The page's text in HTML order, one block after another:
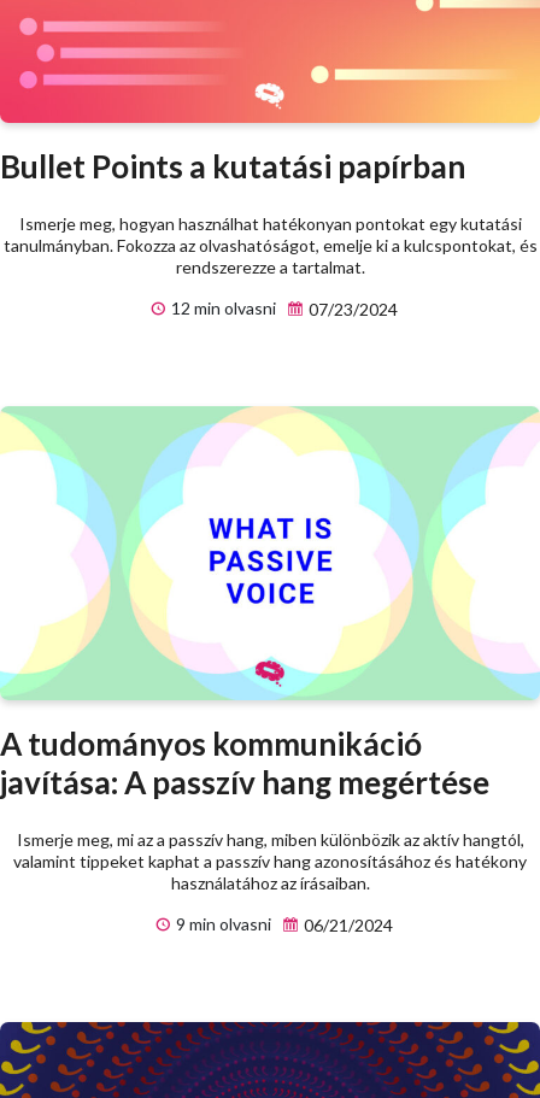
Bullet Points a kutatási papírban
Ismerje meg, hogyan használhat hatékonyan pontokat egy kutatási
tanulmányban. Fokozza az olvashatóságot, emelje ki a kulcspontokat, és
rendszerezze a tartalmat.
12 min olvasni
07/23/2024
A tudományos kommunikáció
javítása: A passzív hang megértése
Ismerje meg, mi az a passzív hang, miben különbözik az aktív hangtól,
valamint tippeket kaphat a passzív hang azonosításához és hatékony
használatához az írásaiban.
9 min olvasni
06/21/2024